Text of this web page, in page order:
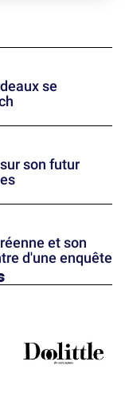
se
son futur
et son
d'une enquête